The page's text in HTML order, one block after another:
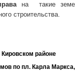
на такие
строительства.
районе
по пл. Карла